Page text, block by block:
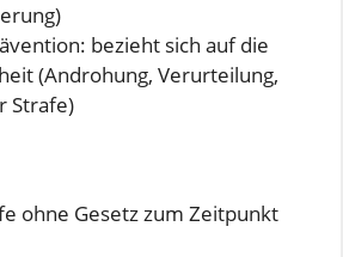
bezieht sich auf die
(Androhung, Verurteilung,
Strafe)
ohne Gesetz zum Zeitpunkt